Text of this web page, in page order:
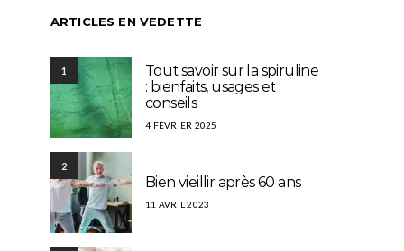
ARTICLES EN VEDETTE
1
Tout savoir sur la spiruline
: bienfaits, usages et
conseils
4 FÉVRIER 2025
2
Bien vieillir après 60 ans
11 AVRIL 2023